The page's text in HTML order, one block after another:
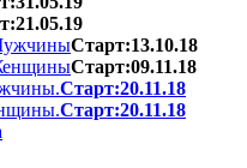
Старт:13.10.18
Старт:09.11.18
Старт:20.11.18
Старт:20.11.18